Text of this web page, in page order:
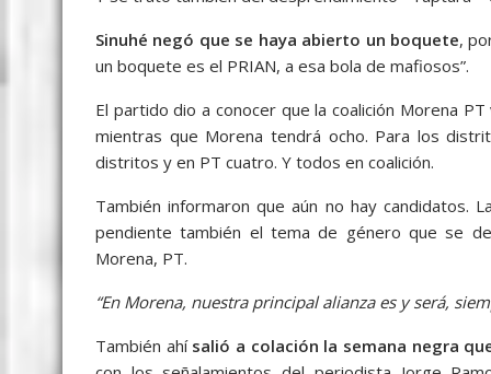
Sinuhé negó que se haya abierto un boquete,
un boquete es el PRIAN, a esa bola de mafiosos”.
El partido dio a conocer que la coalición Morena
mientras que Morena tendrá ocho. Para los
distritos y en PT cuatro. Y todos en coalición.
También informaron que aún no hay
pendiente también el tema de género que se
Morena, PT.
“En Morena, nuestra principal alianza es y será,
También ahí salió a colación la semana negra